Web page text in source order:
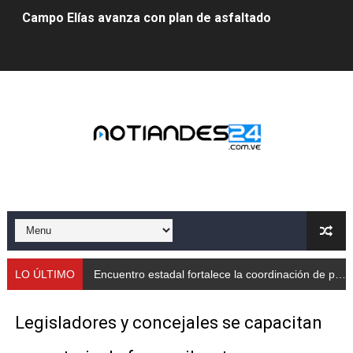
Campo Elías avanza con plan de asfaltado
Venezuela instala su primer detector de
Gobernación de Mérida instalará mesa de trabajo con
Niños merideños potencian su talento en plan
Gobierno bolivariano avanza en la transformación del
LO ÚLTIMO Encuentro estadal fortalece la coordinación de políticas sociales en Mérida
Legisladores y concejales se capacitan